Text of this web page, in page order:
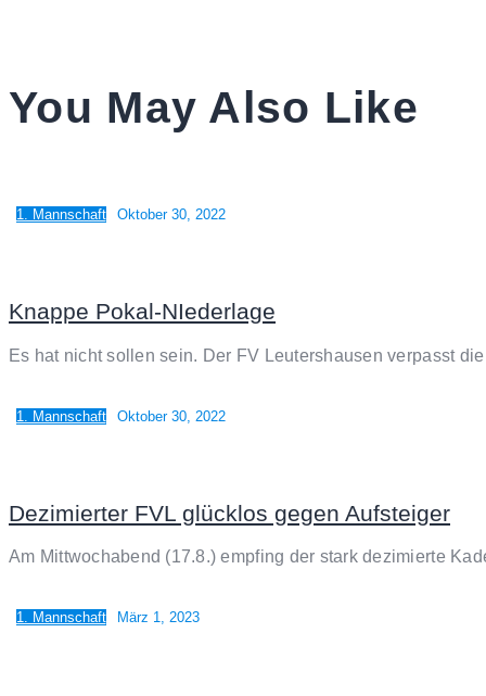
You May Also Like
1. Mannschaft Oktober 30, 2022
Knappe Pokal-NIederlage
Es hat nicht sollen sein. Der FV Leutershausen verpasst
1. Mannschaft Oktober 30, 2022
Dezimierter FVL glücklos gegen Aufsteiger
Am Mittwochabend (17.8.) empfing der stark dezimierte
1. Mannschaft März 1, 2023